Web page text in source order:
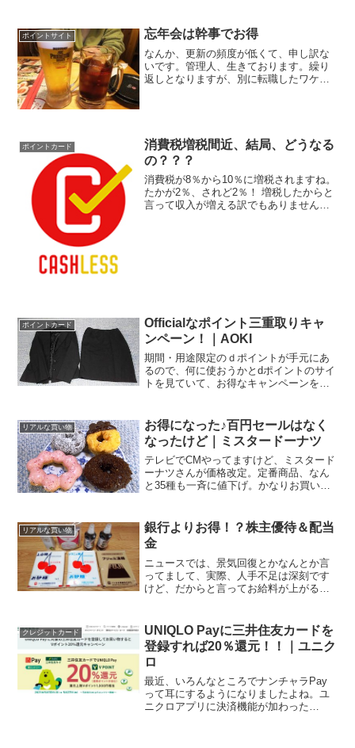
ポイントサイト 忘年会は幹事でお得
なんか、更新の頻度が低くて、申し訳な
いです。管理人、生きております。繰り
返しとなりますが、別に転職したワケで
ポイントカード
消費税増税間近、結局、どうなる
の？？？
消費税が8％から10％に増税されますね。
たかが2％、されど2％！ 増税したからと
言って収入が増える訳でもありません
ポイントカード
Officialなポイント三重取りキャ
ンペーン！｜AOKI
期間・用途限定のｄポイントが手元にあ
るので、何に使おうかとdポイントのサイ
トを見ていて、お得なキャンペーンを発
ントが通常の200円（税抜き）で1ポ...
リアルな買い物
お得になった♪百円セールはなく
なったけど｜ミスタードーナツ
テレビでCMやってますけど、ミスタード
ーナツさんが価格改定。定番商品、なん
と35種も一斉に値下げ。かなりお買い得
み）、そしてその差額を一覧表にしてみ
ました。ドーナツ旧新差...
リアルな買い物
銀行よりお得！？株主優待＆配当
金
ニュースでは、景気回復とかなんとか言
ってまして、実際、人手不足は深刻です
けど、だからと言ってお給料が上がるワ
都市銀行の普通預金は標準金利
0.001％、定期預金でも1年...
クレジットカード
UNIQLO Payに三井住友カードを
登録すれば20％還元！！｜ユニク
ロ
最近、いろんなところでナンチャラPay
って耳にするようになりましたよね。ユ
ニクロアプリに決済機能が加わった